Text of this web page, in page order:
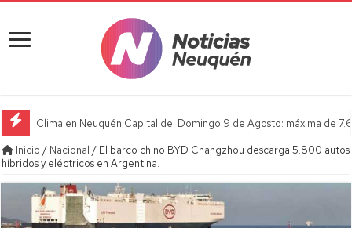
Clima en Neuquén Capital del Domingo 9 de Agosto: máxima de
Inicio / Nacional / El barco chino BYD Changzhou descarga 5.800 autos
híbridos y eléctricos en Argentina.